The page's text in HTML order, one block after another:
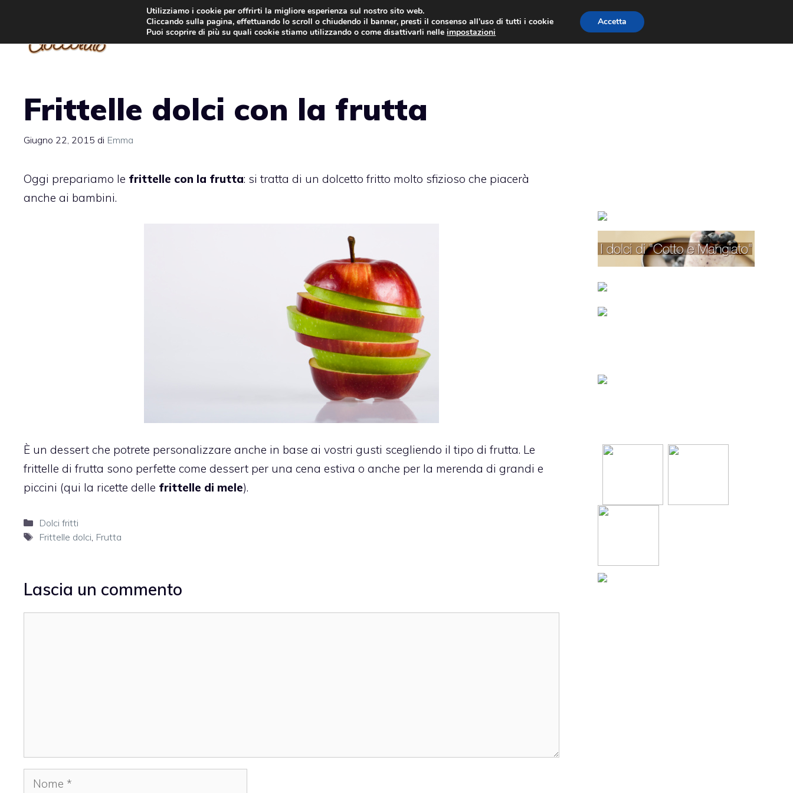
contenuto
TORTE AL CIOCCOLATO TORTE CLASSICHE TORTE PER BAMBINI
Frittelle dolci con la frutta
Giugno 22, 2015 di Emma
Oggi prepariamo le frittelle con la frutta: si tratta di un dolcetto fritto molto sfizioso che piacerà
anche ai bambini.
È un dessert che potrete personalizzare anche in base ai vostri gusti scegliendo il tipo di frutta. Le
frittelle di frutta sono perfette come dessert per una cena estiva o anche per la merenda di grandi e
piccini (qui la ricette delle frittelle di mele).
Categorie
Dolci fritti
Tag
Frittelle dolci Frutta
Lascia un commento
Nome
Utilizziamo i cookie per offrirti la migliore esperienza sul nostro sito web.
Cliccando sulla pagina, effettuando lo scroll o chiudendo il banner, presti il consenso all’uso di tutti i cookie
Puoi scoprire di più su quali cookie stiamo utilizzando o come disattivarli nelleimpostazioni
Accetta